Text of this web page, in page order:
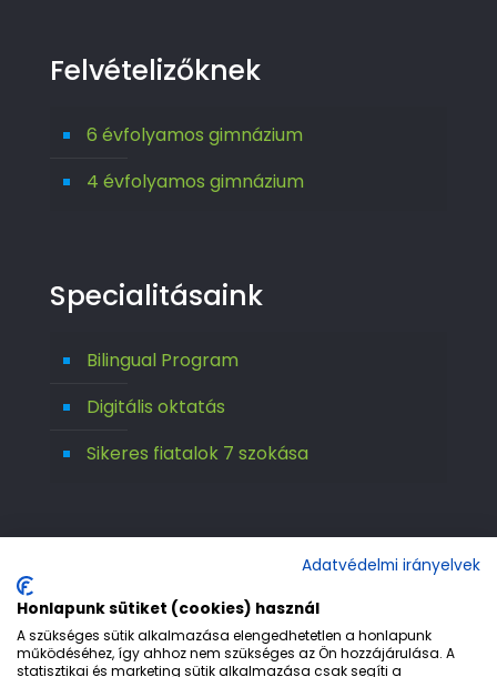
Felvételizőknek
6 évfolyamos gimnázium
4 évfolyamos gimnázium
Specialitásaink
Bilingual Program
Digitális oktatás
Sikeres fiatalok 7 szokása
Adatvédelmi irányelvek
Honlapunk sütiket (cookies) használ
A szükséges sütik alkalmazása elengedhetetlen a honlapunk
működéséhez, így ahhoz nem szükséges az Ön hozzájárulása. A
statisztikai és marketing sütik alkalmazása csak segíti a